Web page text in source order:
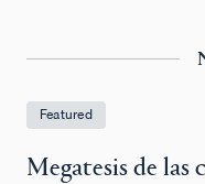
Featured
Megatesis de las